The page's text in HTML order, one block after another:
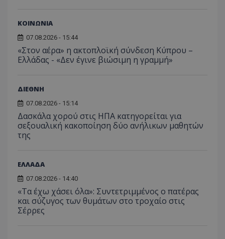
ΚΟΙΝΩΝΙΑ
07.08.2026 - 15:44
«Στον αέρα» η ακτοπλοϊκή σύνδεση Κύπρου –
Ελλάδας - «Δεν έγινε βιώσιμη η γραμμή»
ΔΙΕΘΝΗ
07.08.2026 - 15:14
Δασκάλα χορού στις ΗΠΑ κατηγορείται για
σεξουαλική κακοποίηση δύο ανήλικων μαθητών
της
ΕΛΛΑΔΑ
07.08.2026 - 14:40
«Τα έχω χάσει όλα»: Συντετριμμένος ο πατέρας
και σύζυγος των θυμάτων στο τροχαίο στις
Σέρρες